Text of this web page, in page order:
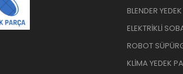
BLENDER
ELEKTRİKLİ
ROBOT
KLİMA YEDEK